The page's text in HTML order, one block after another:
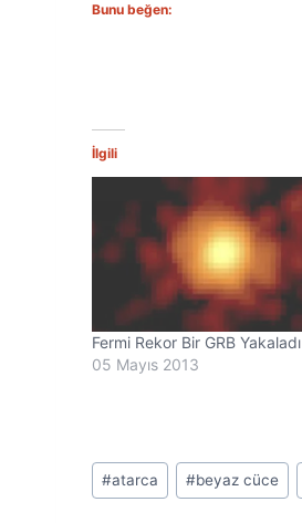
Bunu beğen:
İlgili
Fermi Rekor Bir GRB Yakaladı
05 Mayıs 2013
Post
Tags:
#atarca #beyaz cüce